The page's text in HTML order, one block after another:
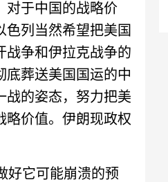
对于中国的战略价
列当然希望把美国
战争和伊拉克战争的
底葬送美国国运的中
的姿态，努力把美
略价值。伊朗现政权
它可能崩溃的预